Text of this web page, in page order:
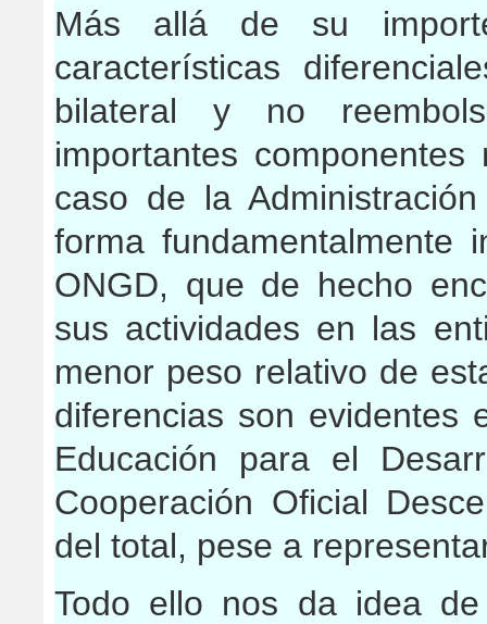
Más allá de su
características
bilateral y no
importantes
caso de la
forma fundamentalmente
ONGD, que de hecho
sus actividades en las
menor peso relativo de
diferencias son evidentes
Educación para el
Cooperación Oficial
del total, pese a
Todo ello nos da idea